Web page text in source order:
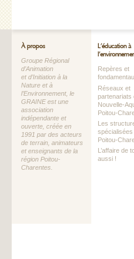
À propos
Groupe Régional
d’Animation
et d’Initiation à la
Nature et à
l’Environnement, le
GRAINE est une
association
indépendante et
ouverte, créée en
1991 par des acteurs
de terrain, animateurs
et enseignants de la
région Poitou-
Charentes.
L’éducation à
Repères et
Réseaux et
partenariats
Nouvelle-
Poitou-
Les
spécialisées
Poitou-
L’affaire de
aussi !